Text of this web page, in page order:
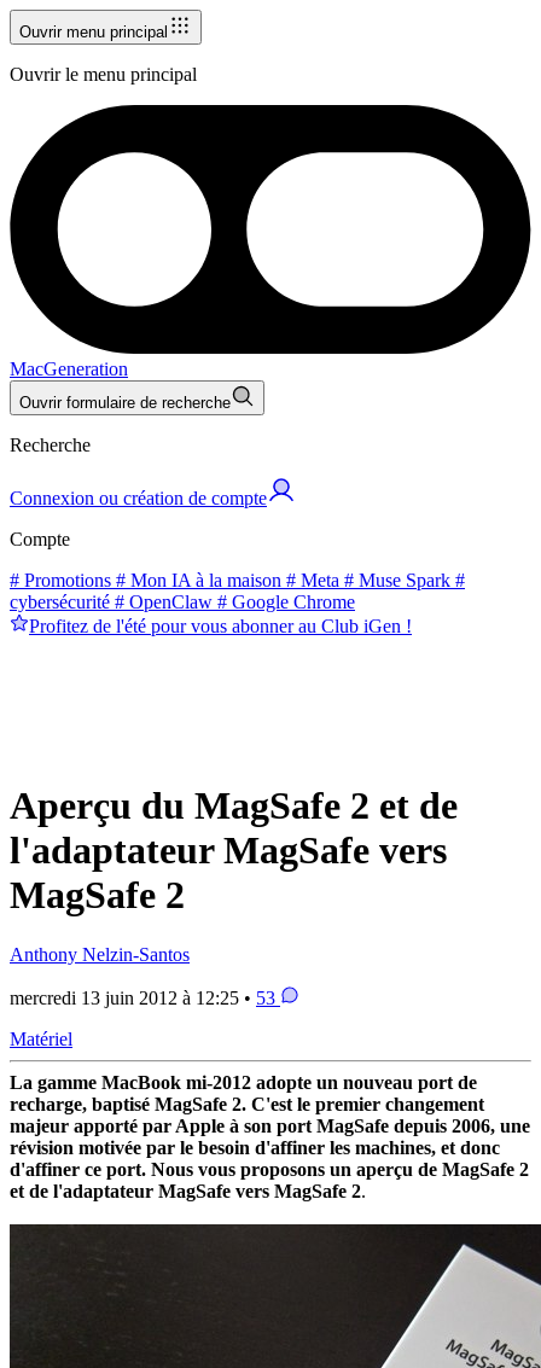
Ouvrir menu principal
Ouvrir le menu principal
MacGeneration
Ouvrir formulaire de recherche
Recherche
Connexion ou création de compte
Compte
# Promotions # Mon IA à la maison # Meta # Muse Spark #
cybersécurité # OpenClaw # Google Chrome
Profitez de l'été pour vous abonner au Club iGen !
Aperçu du MagSafe 2 et de
l'adaptateur MagSafe vers
MagSafe 2
Anthony Nelzin-Santos
mercredi 13 juin 2012 à 12:25 • 53
Matériel
La gamme MacBook mi-2012 adopte un nouveau port de
recharge, baptisé MagSafe 2. C'est le premier changement
majeur apporté par Apple à son port MagSafe depuis 2006, une
révision motivée par le besoin d'affiner les machines, et donc
d'affiner ce port. Nous vous proposons un aperçu de MagSafe 2
et de l'adaptateur MagSafe vers MagSafe 2.